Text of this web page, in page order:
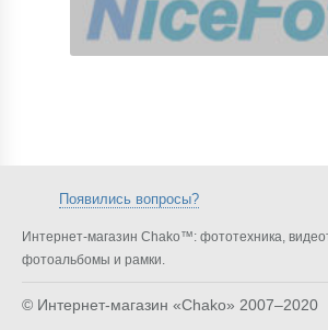
Появились вопросы?
Интернет-магазин Chako™: фототехника,
фотоальбомы и рамки.
© Интернет-магазин «Chako» 2007–2020